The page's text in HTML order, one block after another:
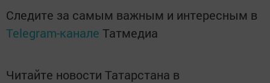
Следите за самым важным и интересным в
Telegram-канале Татмедиа
Читайте новости Татарстана в